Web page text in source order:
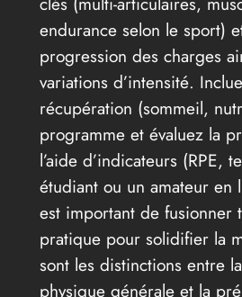
endurance selon le sport)
progression des charges
variations d’intensité.
récupération (sommeil,
programme et évaluez la
l’aide d’indicateurs (RPE,
étudiant ou un amateur en
est important de fusionner
pratique pour solidifier la
sont les distinctions entre
physique générale et la